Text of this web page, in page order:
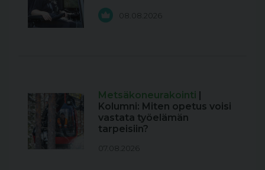
08.08.2026
Metsäkoneurakointi
Kolumni: Miten opetus voisi
vastata työelämän
tarpeisiin?
07.08.2026